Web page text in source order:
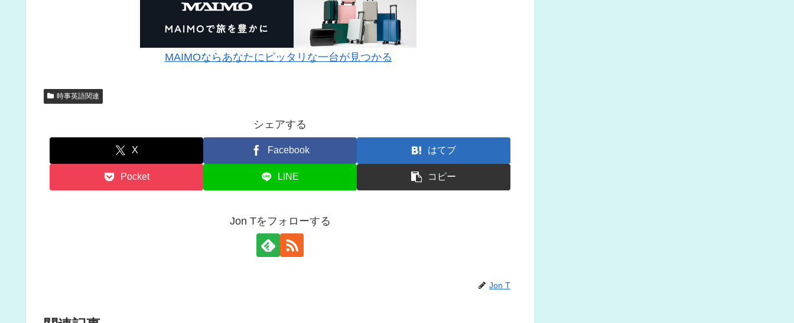
MAIMOならあなたにピッタリな一台が見つかる
時事英語関連
シェアする
X Facebook はてブ
Pocket LINE コピー
Jon Tをフォローする
Jon T